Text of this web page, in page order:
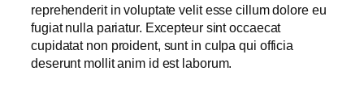
reprehenderit in voluptate velit esse cillum dolore eu
fugiat nulla pariatur. Excepteur sint occaecat
cupidatat non proident, sunt in culpa qui officia
deserunt mollit anim id est laborum.